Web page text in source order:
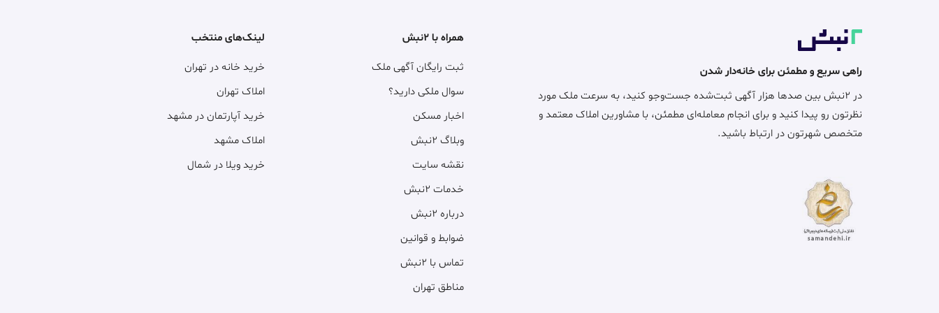
راهی سریع و مطمئن برای خانه‌دار شدن
در ۲نبش بین صدها هزار آگهی ثبت‌شده جست‌وجو کنید، به سرعت ملک مورد
نظرتون رو پیدا کنید و برای انجام معامله‌ای مطمئن، با مشاورین املاک معتمد و
متخصص شهرتون در ارتباط باشید.
همراه با ۲نبش
ثبت رایگان آگهی ملک
سوال ملکی دارید؟
اخبار مسکن
وبلاگ ۲نبش
نقشه سایت
خدمات ۲نبش
درباره ۲نبش
ضوابط و قوانین
تماس با ۲نبش
مناطق تهران
لینک‌های منتخب
خرید خانه در تهران
املاک تهران
خرید آپارتمان در مشهد
املاک مشهد
خرید ویلا در شمال